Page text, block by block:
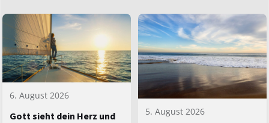
6. August 2026
Gott sieht dein Herz und
5. August 2026